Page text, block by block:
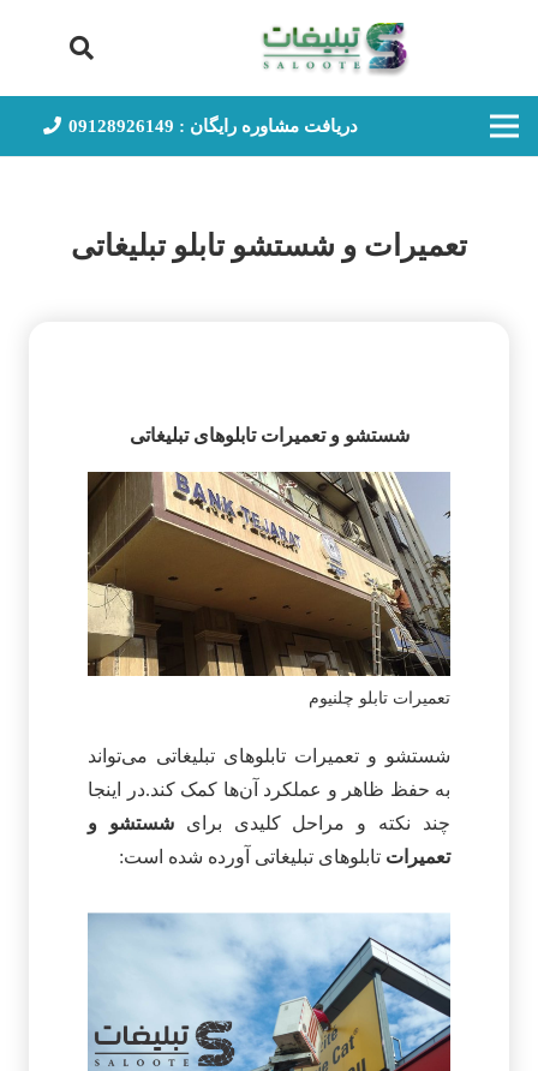
دریافت مشاوره رایگان : 09128926149
تعمیرات و شستشو تابلو تبلیغاتی
شستشو و تعمیرات تابلوهای تبلیغاتی
تعمیرات تابلو چلنیوم
شستشو و تعمیرات تابلوهای تبلیغاتی می‌تواند
به حفظ ظاهر و عملکرد آن‌ها کمک کند.در اینجا
چند نکته و مراحل کلیدی برایشستشو و
تعمیرات تابلوهای تبلیغاتی آورده شده است: